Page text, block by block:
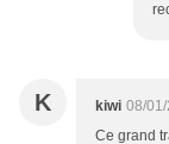
K kiwi 08/
Ce grand